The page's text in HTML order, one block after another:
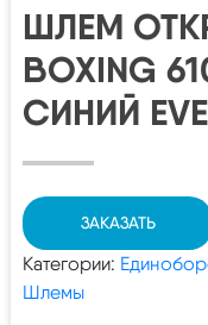
ШЛЕМ
BOXING
СИНИЙ
ЗАКАЗАТЬ
Категории:
Шлемы